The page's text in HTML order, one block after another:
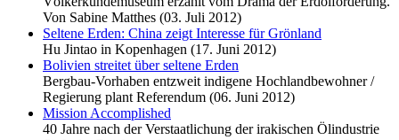
Von Sabine Matthes (03. Juli 2012)
Seltene Erden: China zeigt Interesse für Grönland
Hu Jintao in Kopenhagen (17. Juni 2012)
Bolivien streitet über seltene Erden
Bergbau-Vorhaben entzweit indigene Hochlandbewohner /
Regierung plant Referendum (06. Juni 2012)
Mission Accomplished
40 Jahre nach der Verstaatlichung der irakischen Ölindustrie